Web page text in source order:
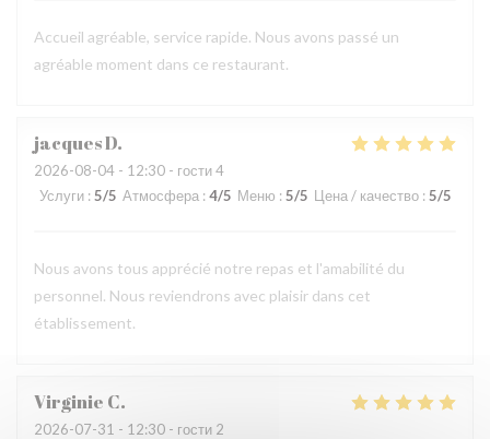
Accueil agréable, service rapide. Nous avons passé un
agréable moment dans ce restaurant.
jacquesD
2026-08-04 - 12:30 - гости 4
Услуги : 5/5 Атмосфера : 4/5 Меню : 5/5 Цена / качество : 5/5
Nous avons tous apprécié notre repas et l'amabilité du
personnel. Nous reviendrons avec plaisir dans cet
établissement.
Virginie C
2026-07-31 - 12:30 - гости 2